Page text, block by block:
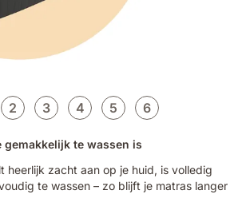
2 3 4 5 6
gemakkelijk te wassen is
heerlijk zacht aan op je huid, is volledig
te wassen – zo blijft je matras langer